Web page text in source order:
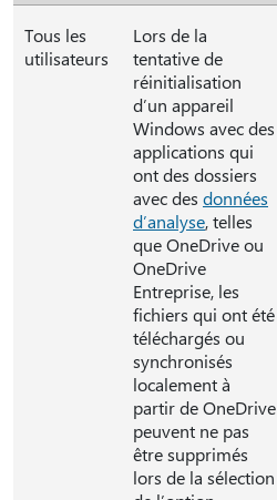
Tous les
utilisateurs
Lors de la
tentative de
réinitialisation
d’un appareil
Windows avec des
applications qui
ont des dossiers
avec des données
d’analyse, telles
que OneDrive ou
OneDrive
Entreprise, les
fichiers qui ont été
téléchargés ou
synchronisés
localement à
partir de OneDrive
peuvent ne pas
être supprimés
lors de la sélection